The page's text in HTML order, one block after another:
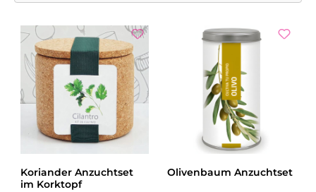
Koriander Anzuchtset
im Korktopf
Olivenbaum Anzuchtset